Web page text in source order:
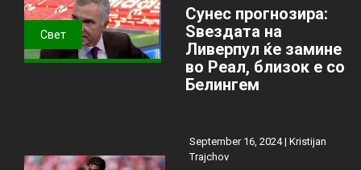
Свет
Сунес прогнозира:
Ѕвездата на
Ливерпул ќе замине
во Реал, близок е со
Белингем
September 16, 2024 | Kristijan
Trajchov